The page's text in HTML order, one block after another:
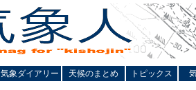
気象ダイアリー 天候のまとめ トピックス